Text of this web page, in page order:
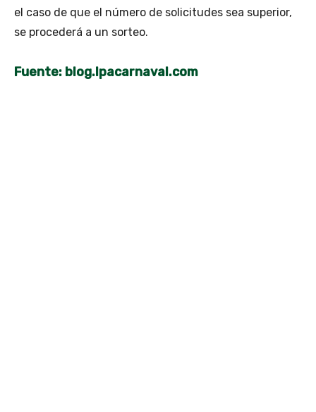
el caso de que el número de solicitudes sea superior,
se procederá a un sorteo.
Fuente: blog.lpacarnaval.com